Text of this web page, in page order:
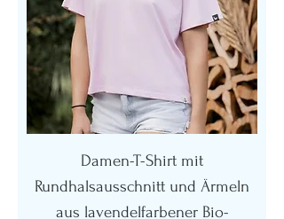
Damen-T-Shirt mit
Rundhalsausschnitt und Ärmeln
aus lavendelfarbener Bio-